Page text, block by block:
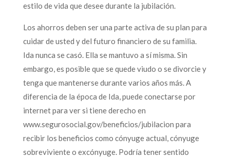
estilo de vida que desee durante la jubilación.
Los ahorros deben ser una parte activa de su plan para
cuidar de usted y del futuro financiero de su familia.
Ida nunca se casó. Ella se mantuvo a sí misma. Sin
embargo, es posible que se quede viudo o se divorcie y
tenga que mantenerse durante varios años más. A
diferencia de la época de Ida, puede conectarse por
internet para ver si tiene derecho en
www.segurosocial.gov/beneficios/jubilacion para
recibir los beneficios como cónyuge actual, cónyuge
sobreviviente o excónyuge. Podría tener sentido